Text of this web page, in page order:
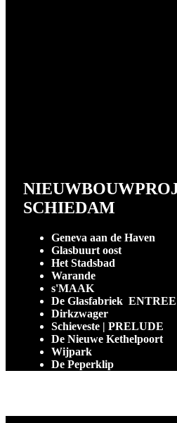
SCHIEDAM
Geneva aan de Haven
Glasbuurt oost
Het Stadsbad
Warande
s'MAAK
De Glasfabriek ENTREE
Dirkzwager
Schieveste | PRELUDE
De Nieuwe Kethelpoort
Wijpark
De Peperklip